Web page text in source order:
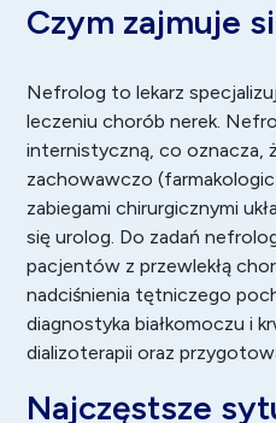
Czym zajmuje
Nefrolog to lekarz
leczeniu chorób nerek.
internistyczną, co oznacza,
zachowawczo
zabiegami chirurgicznymi
się urolog. Do zadań
pacjentów z przewlekłą
nadciśnienia tętniczego
diagnostyka białkomoczu i
dializoterapii oraz
Najczęstsze